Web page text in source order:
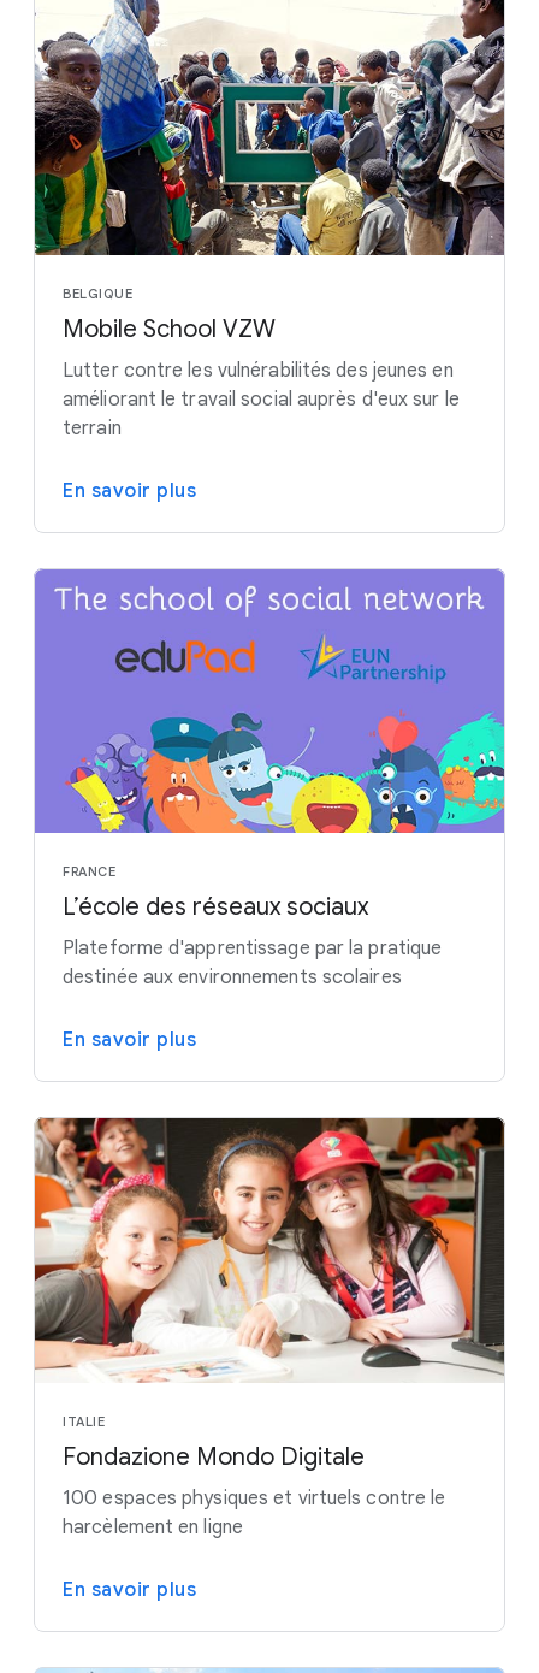
BELGIQUE
Mobile School VZW
Lutter contre les vulnérabilités des jeunes en
améliorant le travail social auprès d'eux sur le
terrain
En savoir plus
FRANCE
L’école des réseaux sociaux
Plateforme d'apprentissage par la pratique
destinée aux environnements scolaires
En savoir plus
ITALIE
Fondazione Mondo Digitale
100 espaces physiques et virtuels contre le
harcèlement en ligne
En savoir plus